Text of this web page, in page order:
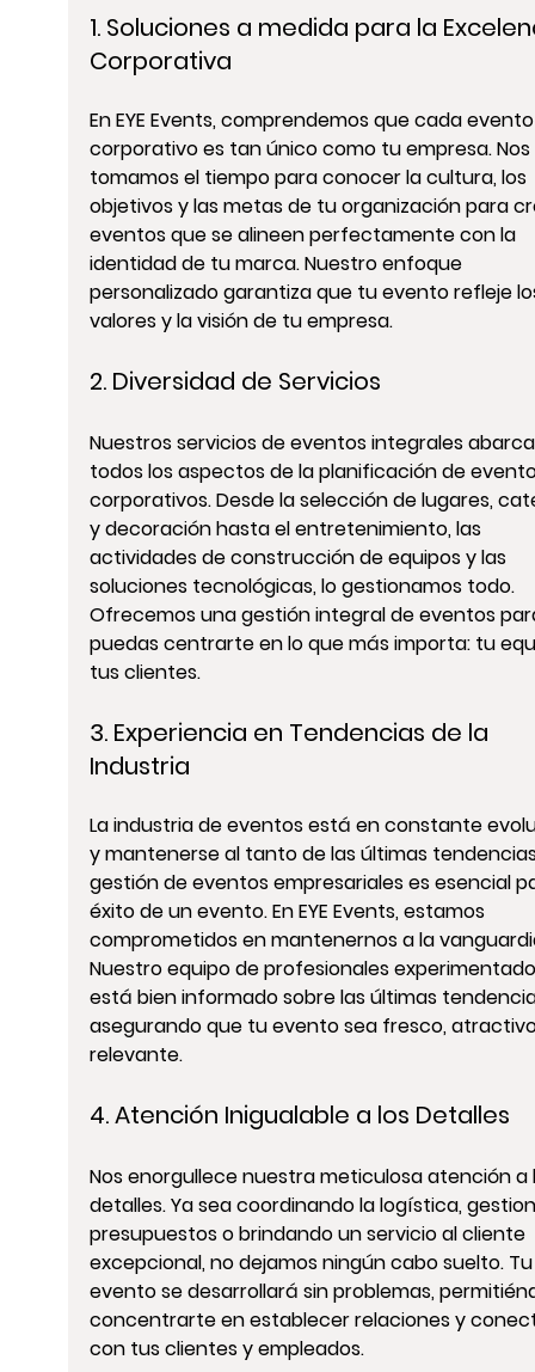
1. Soluciones a medida para la
Corporativa
En EYE Events, comprendemos que cada
corporativo es tan único como tu empresa. Nos
tomamos el tiempo para conocer la cultura, los
objetivos y las metas de tu organización para
eventos que se alineen perfectamente con la
identidad de tu marca. Nuestro enfoque
personalizado garantiza que tu evento refleje
valores y la visión de tu empresa.
2. Diversidad de Servicios
Nuestros servicios de eventos integrales
todos los aspectos de la planificación de
corporativos. Desde la selección de lugares,
y decoración hasta el entretenimiento, las
actividades de construcción de equipos y las
soluciones tecnológicas, lo gestionamos todo.
Ofrecemos una gestión integral de eventos
puedas centrarte en lo que más importa: tu
tus clientes.
3. Experiencia en Tendencias de la
Industria
La industria de eventos está en constante
y mantenerse al tanto de las últimas
gestión de eventos empresariales es esencial
éxito de un evento. En EYE Events, estamos
comprometidos en mantenernos a la
Nuestro equipo de profesionales
está bien informado sobre las últimas
asegurando que tu evento sea fresco,
relevante.
4. Atención Inigualable a los Detalles
Nos enorgullece nuestra meticulosa atención a
detalles. Ya sea coordinando la logística,
presupuestos o brindando un servicio al cliente
excepcional, no dejamos ningún cabo suelto.
evento se desarrollará sin problemas,
concentrarte en establecer relaciones y
con tus clientes y empleados.